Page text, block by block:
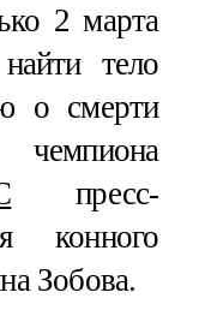
2 марта
тело
о смерти
пресс-
конного
Зобова.